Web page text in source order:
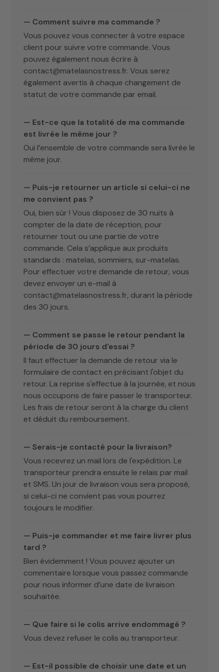
— Comment suivre ma commande ?
Vous pouvez vous connecter à votre espace
client pour suivre votre commande. Vous
pouvez également nous écrire à
contact@matelasnostress.fr. Vous serez
également avertis à chaque changement de
statut de votre commande par email.
— Est-ce que la totalité de ma commande
est livrée le même jour ?
Oui l’ensemble de votre commande sera livrée le
même jour.
— Puis-je retourner un article si celui-ci ne
me convient pas ?
Oui, bien sûr ! Vous disposez de 30 nuits à
compter de la date de réception, pour
retourner tout ou une partie de votre
commande. Cela s’applique aux produits
standards : matelas, sommiers, sur-matelas.
Pour effectuer votre demande de retour, vous
devez envoyer un e-mail à
contact@matelasnostress.fr, durant la période
des 30 jours.
— Comment se passe le retour pendant la
période de 30 jours d'essai ?
Il faut effectuer la demande de retour via le
formulaire de contact en précisant l'objet du
retour. La reprise s'effectue à la journée, et nous
nous occupons de faire passer le transporteur.
Les frais de retour seront à la charge du client
et déduit du remboursement.
— Serais-je contacté pour la livraison?
Vous recevrez un mail lors de l'expédition. Le
transporteur prendra ensuite le relais par mail
et SMS. Un jour de livraison vous sera proposé,
si celui-ci ne convient pas vous pourrez
toujours le modifier.
— Puis-je commander et me faire livrer plus
tard ?
Bien évidemment ! Vous pouvez ajouter un
commentaire lorsque vous passez commande
pour nous informer d’une date de livraison
souhaitée.
— Que faire si le colis arrive endommagé ?
Vous devez refuser le colis au transporteur.
— Est-il possible de choisir une date et un